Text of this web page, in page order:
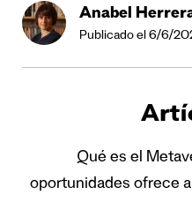
Anabel
Publicado el 6/6/
Qué es el
oportunidades ofrece